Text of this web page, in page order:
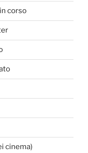
corso
cinema)